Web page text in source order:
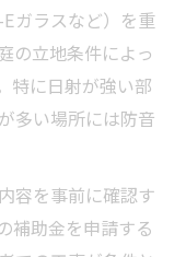
ガラスなど）を重
の立地条件によっ
特に日射が強い部
多い場所には防音
容を事前に確認す
補助金を申請する